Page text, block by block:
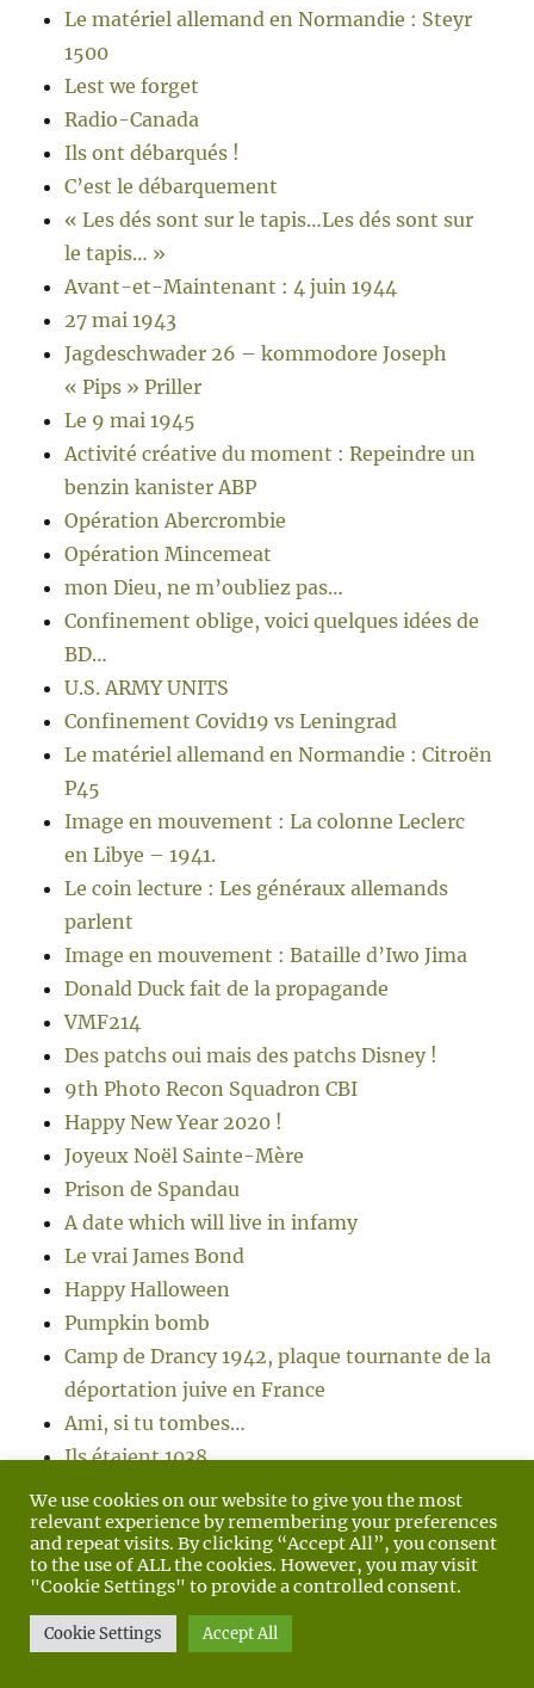
Le matériel allemand en Normandie : Steyr
1500
Lest we forget
Radio-Canada
Ils ont débarqués !
C’est le débarquement
« Les dés sont sur le tapis…Les dés sont sur
le tapis… »
Avant-et-Maintenant : 4 juin 1944
27 mai 1943
Jagdeschwader 26 – kommodore Joseph
« Pips » Priller
Le 9 mai 1945
Activité créative du moment : Repeindre un
benzin kanister ABP
Opération Abercrombie
Opération Mincemeat
mon Dieu, ne m’oubliez pas…
Confinement oblige, voici quelques idées de
BD…
U.S. ARMY UNITS
Confinement Covid19 vs Leningrad
Le matériel allemand en Normandie : Citroën
P45
Image en mouvement : La colonne Leclerc
en Libye – 1941.
Le coin lecture : Les généraux allemands
parlent
Image en mouvement : Bataille d’Iwo Jima
Donald Duck fait de la propagande
VMF214
Des patchs oui mais des patchs Disney !
9th Photo Recon Squadron CBI
Happy New Year 2020 !
Joyeux Noël Sainte-Mère
Prison de Spandau
A date which will live in infamy
Le vrai James Bond
Happy Halloween
Pumpkin bomb
Camp de Drancy 1942, plaque tournante de la
déportation juive en France
Ami, si tu tombes…
Ils étaient 1038
Le matériel allemand en Normandie : Panzer
IV Ausf. G
Lord Lovat
Baa baa black sheep
Souviens-toi d’Omaha
Maquette (Dragon) Willys MB au 1/6 eme
We use cookies on our website to give you the most
relevant experience by remembering your preferences
and repeat visits. By clicking “Accept All”, you consent
to the use of ALL the cookies. However, you may visit
"Cookie Settings" to provide a controlled consent.
Cookie Settings Accept All